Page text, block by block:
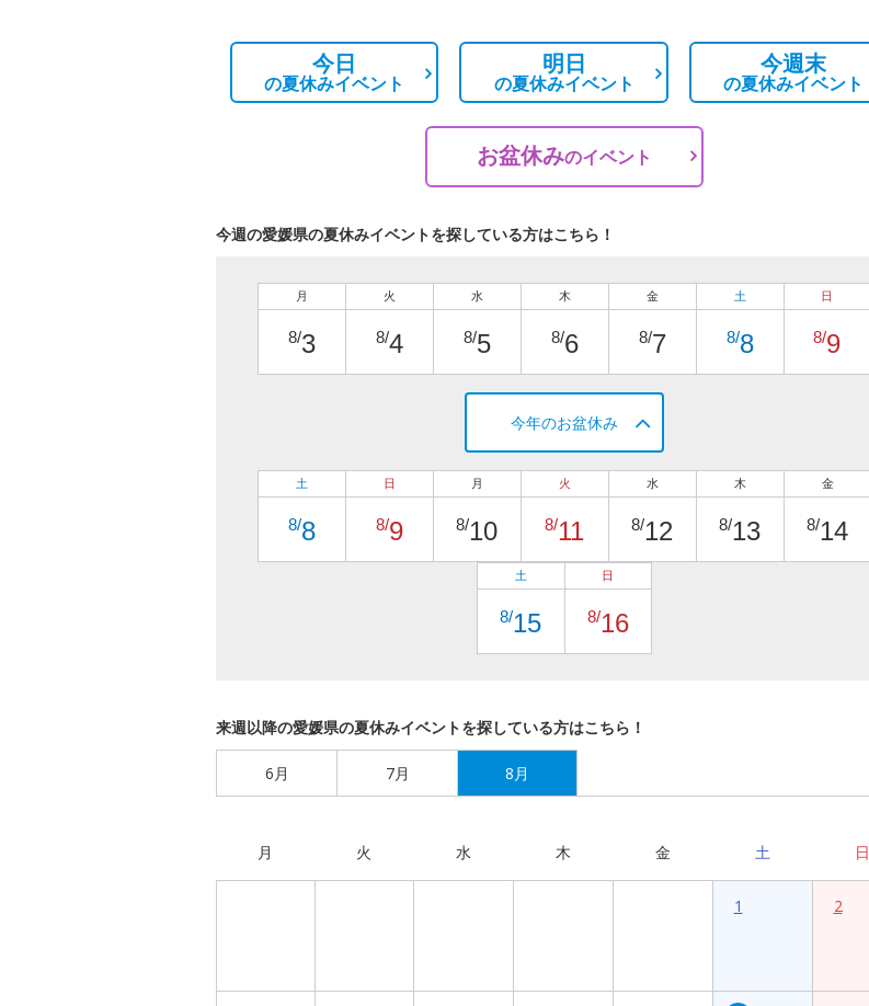
今日
の夏休みイベント
明日
の夏休みイベント
今週末
の夏休みイベント
お盆休みのイベント
今週の愛媛県の夏休みイベントを探している方はこちら！
月
8/3
火
8/4
水
8/5
木
8/6
金
8/7
土
8/8
日
8/9
今年のお盆休み
土
8/8
日
8/9
月
8/10
火
8/11
水
8/12
木
8/13
金
8/14
土
8/15
日
8/16
来週以降の愛媛県の夏休みイベントを探している方はこちら！
6月 7月 8月
月 火 水 木 金 土 日
1 2